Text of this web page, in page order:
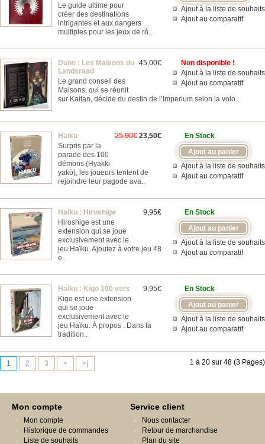
Ajout à la liste de souhaits
Ajout au comparatif
Le guide ultime pour
créer des destinations
intrigantes et aux dangers
multiples pour les jeux de rô..
Non disponible !
Ajout à la liste de souhaits
Ajout au comparatif
45,00€
Dune : Les Maisons du
Landsraad
Le grand conseil des
Maisons, qui se réunit
sur Kaitan, décide du destin de l’Imperium selon la volo..
En Stock
Ajout à la liste de souhaits
Ajout au comparatif
25,90€ 23,50€
Haiku
Surpris par la
parade des 100
démons (Hyakki
yakö), les joueurs tentent de
rejoindre leur pagode ava..
En Stock
Ajout à la liste de souhaits
Ajout au comparatif
9,95€
Haiku : Hiroshige
Hiroshige est une
extension qui se joue
exclusivement avec le
jeu Haïku. Ajoutez à votre jeu 48
e..
En Stock
Ajout à la liste de souhaits
Ajout au comparatif
9,95€
Haiku : Kigo 100 vers
Kigo est une extension
qui se joue
exclusivement avec le
jeu Haïku. À propos : Dans la
tradition..
1 2 3 > >| 1 à 20 sur 48 (3 Pages)
Mon compte
Mon compte
Historique de commandes
Liste de souhaits
Service client
Nous contacter
Retour de marchandise
Plan du site